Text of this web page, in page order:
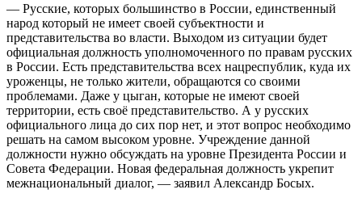
— Русские, которых большинство в России, единственный
народ который не имеет своей субъектности и
представительства во власти. Выходом из ситуации будет
официальная должность уполномоченного по правам русских
в России. Есть представительства всех нацреспублик, куда их
уроженцы, не только жители, обращаются со своими
проблемами. Даже у цыган, которые не имеют своей
территории, есть своё представительство. А у русских
официального лица до сих пор нет, и этот вопрос необходимо
решать на самом высоком уровне. Учреждение данной
должности нужно обсуждать на уровне Президента России и
Совета Федерации. Новая федеральная должность укрепит
межнациональный диалог, — заявил Александр Босых.